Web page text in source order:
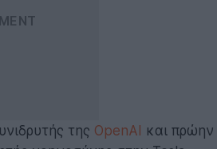
της OpenAI
και πρώην